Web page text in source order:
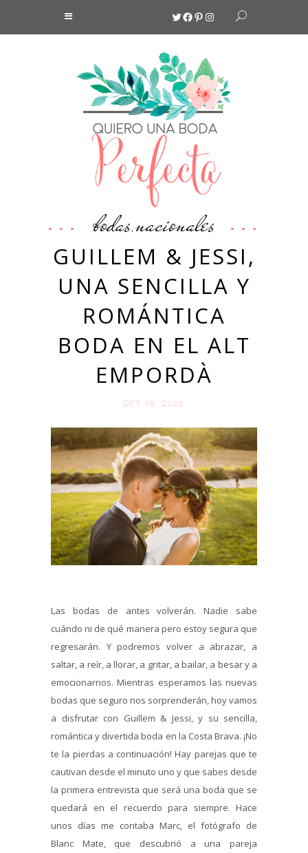
Twitter
Facebook
Pinterest
Instagram
bodas,nacionales
GUILLEM & JESSI,
UNA SENCILLA Y
ROMÁNTICA
BODA EN EL ALT
EMPORDÀ
OCT 08. 2020
Las bodas de antes volverán. Nadie sabe
cuándo ni de qué manera pero estoy segura que
regresarán. Y podremos volver a abrazar, a
saltar, a reír, a llorar, a gritar, a bailar, a besar y a
emocionarnos. Mientras esperamos las nuevas
bodas que seguro nos sorprenderán, hoy vamos
a disfrutar con Guillem & Jessi, y su sencilla,
romántica y divertida boda en la Costa Brava. ¡No
te la pierdas a continuación! Hay parejas que te
cautivan desde el minuto uno y que sabes desde
la primera entrevista que será una boda que se
quedará en el recuerdo para siempre. Hace
unos días me contaba Marc, el fotógrafo de
Blanc Mate, que descubrió a una pareja